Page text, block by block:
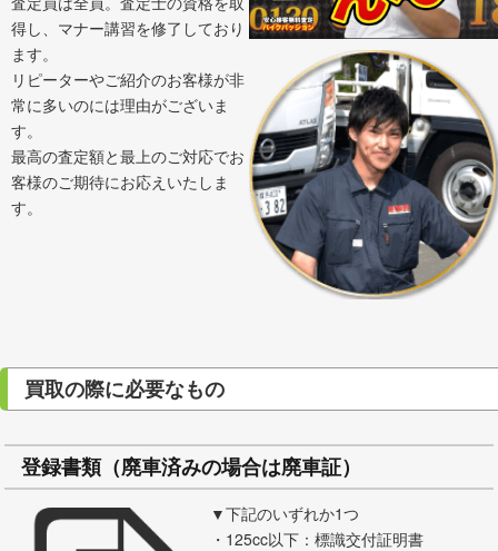
得し、マナー講習を修了しており
ます。
リピーターやご紹介のお客様が非
常に多いのには理由がございま
す。
最高の査定額と最上のご対応でお
客様のご期待にお応えいたしま
す。
買取の際に必要なもの
登録書類（廃車済みの場合は廃車証）
▼下記のいずれか1つ
・125cc以下：標識交付証明書